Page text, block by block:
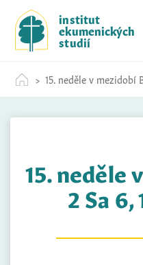
c
institut
ekumenických
studií
15. neděle v mezidobí
15. neděle
2 Sa 6,